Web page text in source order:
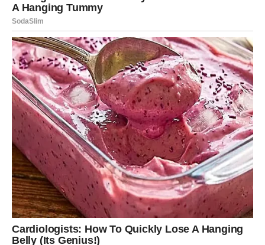
BLIZANCI
Blizanci ulaze u dane preispitivanja i unutrašnjih
promena. Možda ćete se naći između prošlosti i
budućnosti, između onoga što je bilo i onoga što tek
dolazi.
U ljubavi – moguće su poruke, razgovori ili susreti koji
bude emocije koje ste mislili da su završene. Nemojte
donositi odluke u brzini – dajte sebi vremena.